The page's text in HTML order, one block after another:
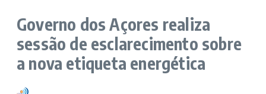
Governo dos Açores realiza
sessão de esclarecimento sobre
a nova etiqueta energética